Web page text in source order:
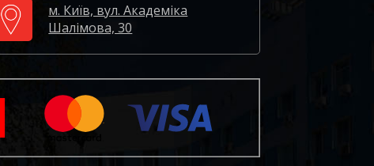
м. Київ, вул. Академіка
Шалімова, 30